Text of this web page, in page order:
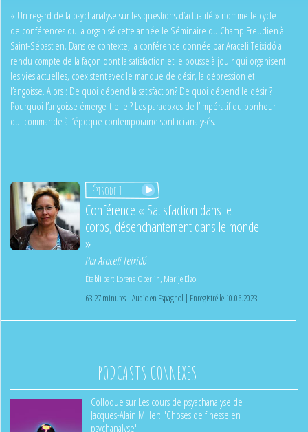
« Un regard de la psychanalyse sur les questions d’actualité » nomme le cycle
de conférences qui a organisé cette année le Séminaire du Champ Freudien à
Saint-Sébastien. Dans ce contexte, la conférence donnée par Araceli Teixidó a
rendu compte de la façon dont la satisfaction et le pousse à jouir qui organisent
les vies actuelles, coexistent avec le manque de désir, la dépression et
l’angoisse. Alors : De quoi dépend la satisfaction? De quoi dépend le désir ?
Pourquoi l’angoisse émerge-t-elle ? Les paradoxes de l’impératif du bonheur
qui commande à l’époque contemporaine sont ici analysés.
Épisode 1
Conférence « Satisfaction dans le
corps, désenchantement dans le monde
»
ParAraceli Teixidó
Établi par: Lorena Oberlin Marije Elzo
63:27 minutes | Audio en Espagnol | Enregistré le 10.06.2023
PODCASTS CONNEXES
Colloque sur Les cours de psyachanalyse de
Jacques-Alain Miller: "Choses de finesse en
psychanalyse"